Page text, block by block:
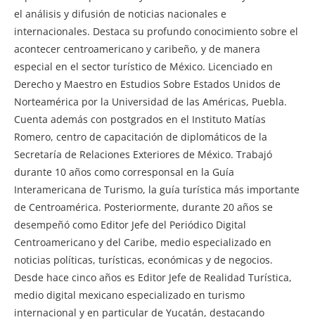
el análisis y difusión de noticias nacionales e
internacionales. Destaca su profundo conocimiento sobre el
acontecer centroamericano y caribeño, y de manera
especial en el sector turístico de México. Licenciado en
Derecho y Maestro en Estudios Sobre Estados Unidos de
Norteamérica por la Universidad de las Américas, Puebla.
Cuenta además con postgrados en el Instituto Matías
Romero, centro de capacitación de diplomáticos de la
Secretaría de Relaciones Exteriores de México. Trabajó
durante 10 años como corresponsal en la Guía
Interamericana de Turismo, la guía turística más importante
de Centroamérica. Posteriormente, durante 20 años se
desempeñó como Editor Jefe del Periódico Digital
Centroamericano y del Caribe, medio especializado en
noticias políticas, turísticas, económicas y de negocios.
Desde hace cinco años es Editor Jefe de Realidad Turística,
medio digital mexicano especializado en turismo
internacional y en particular de Yucatán, destacando